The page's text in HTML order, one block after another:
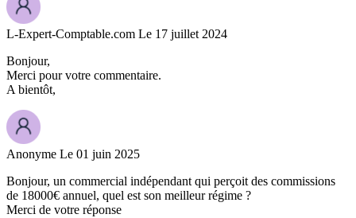
L-Expert-Comptable.com Le 17 juillet 2024
Bonjour,
Merci pour votre commentaire.
A bientôt,
Anonyme Le 01 juin 2025
Bonjour, un commercial indépendant qui perçoit des commissions
de 18000€ annuel, quel est son meilleur régime ?
Merci de votre réponse